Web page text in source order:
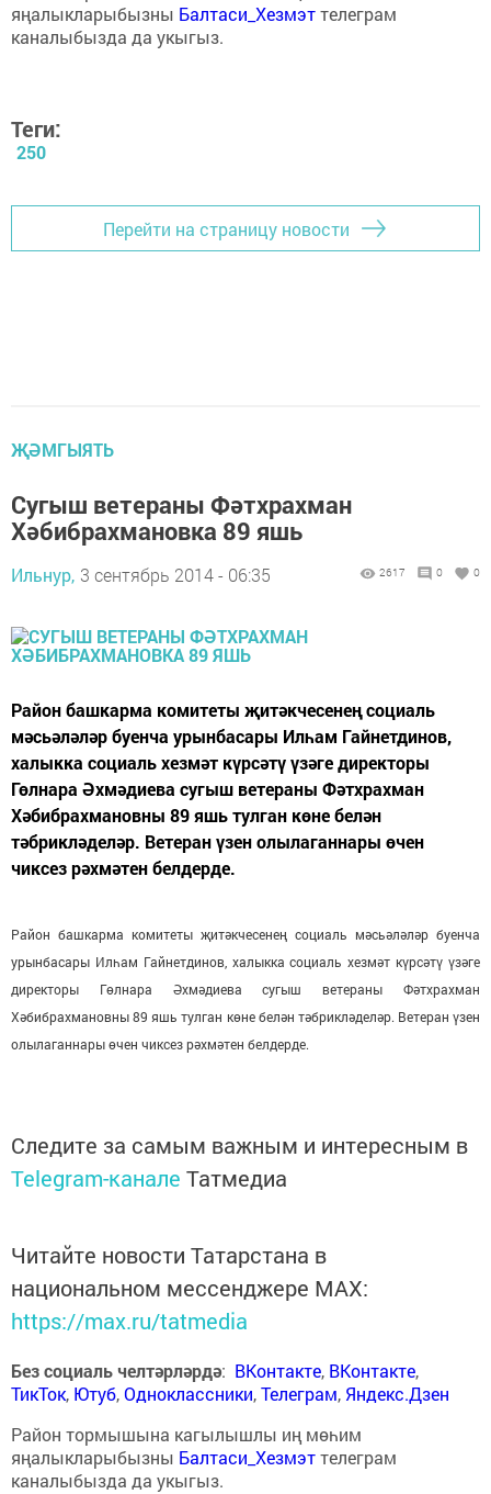
яңалыкларыбызны Балтаси_Хезмэттелеграм
каналыбызда да укыгыз.
Теги:
250
Перейти на страницу новости
ҖӘМГЫЯТЬ
Сугыш ветераны Фәтхрахман
Хәбибрахмановка 89 яшь
Ильнур, 3 сентябрь 2014 - 06:35 2617 0 0
Район башкарма комитеты җитәкчесенең социаль
мәсьәләләр буенча урынбасары Илһам Гайнетдинов,
халыкка социаль хезмәт күрсәтү үзәге директоры
Гөлнара Әхмәдиева сугыш ветераны Фәтхрахман
Хәбибрахмановны 89 яшь тулган көне белән
тәбрикләделәр. Ветеран үзен олылаганнары өчен
чиксез рәхмәтен белдерде.
Район башкарма комитеты җитәкчесенең социаль мәсьәләләр буенча
урынбасары Илһам Гайнетдинов, халыкка социаль хезмәт күрсәтү үзәге
директоры Гөлнара Әхмәдиева сугыш ветераны Фәтхрахман
Хәбибрахмановны 89 яшь тулган көне белән тәбрикләделәр. Ветеран үзен
олылаганнары өчен чиксез рәхмәтен белдерде.
Следите за самым важным и интересным в
Telegram-канале Татмедиа
Читайте новости Татарстана в
национальном мессенджере MАХ:
https://max.ru/tatmedia
Без социаль челтәрләрдә: ВКонтакте, ВКонтакте,
ТикТок, Ютуб,Одноклассники,Телеграм, Яндекс.Дзен
Район тормышына кагылышлы иң мөһим
яңалыкларыбызны Балтаси_Хезмэттелеграм
каналыбызда да укыгыз.